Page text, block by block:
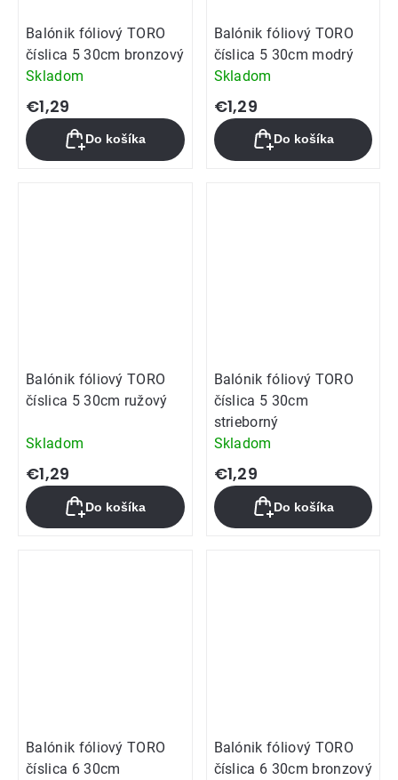
Balónik fóliový TORO
číslica 5 30cm bronzový
Skladom
€1,29
Do košíka
Balónik fóliový TORO
číslica 5 30cm modrý
Skladom
€1,29
Do košíka
Balónik fóliový TORO
číslica 5 30cm ružový
Skladom
€1,29
Do košíka
Balónik fóliový TORO
číslica 5 30cm
strieborný
Skladom
€1,29
Do košíka
Balónik fóliový TORO
číslica 6 30cm
Balónik fóliový TORO
číslica 6 30cm bronzový